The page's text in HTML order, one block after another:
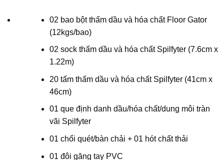
02 bao bột thấm dầu và hóa chất Floor Gator
(12kgs/bao)
02 sock thấm dầu và hóa chất Spilfyter (7.6cm x
1.22m)
20 tấm thấm dầu và hóa chất Spilfyter (41cm x
46cm)
01 que định danh dầu/hóa chất/dung môi tràn
vãi Spilfyter
01 chổi quét/bàn chải + 01 hót chất thải
01 đôi găng tay PVC